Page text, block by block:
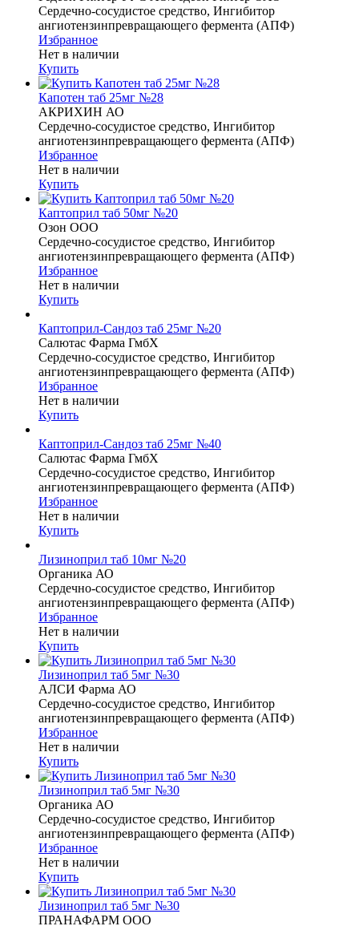
Сердечно-сосудистое средство, Ингибитор
ангиотензинпревращающего фермента (АПФ)
Избранное
Нет в наличии
Купить
Капотен таб 25мг №28
АКРИХИН АО
Сердечно-сосудистое средство, Ингибитор
ангиотензинпревращающего фермента (АПФ)
Избранное
Нет в наличии
Купить
Каптоприл таб 50мг №20
Озон ООО
Сердечно-сосудистое средство, Ингибитор
ангиотензинпревращающего фермента (АПФ)
Избранное
Нет в наличии
Купить
Каптоприл-Сандоз таб 25мг №20
Салютас Фарма ГмбХ
Сердечно-сосудистое средство, Ингибитор
ангиотензинпревращающего фермента (АПФ)
Избранное
Нет в наличии
Купить
Каптоприл-Сандоз таб 25мг №40
Салютас Фарма ГмбХ
Сердечно-сосудистое средство, Ингибитор
ангиотензинпревращающего фермента (АПФ)
Избранное
Нет в наличии
Купить
Лизиноприл таб 10мг №20
Органика АО
Сердечно-сосудистое средство, Ингибитор
ангиотензинпревращающего фермента (АПФ)
Избранное
Нет в наличии
Купить
Лизиноприл таб 5мг №30
АЛСИ Фарма АО
Сердечно-сосудистое средство, Ингибитор
ангиотензинпревращающего фермента (АПФ)
Избранное
Нет в наличии
Купить
Лизиноприл таб 5мг №30
Органика АО
Сердечно-сосудистое средство, Ингибитор
ангиотензинпревращающего фермента (АПФ)
Избранное
Нет в наличии
Купить
Лизиноприл таб 5мг №30
ПРАНАФАРМ ООО